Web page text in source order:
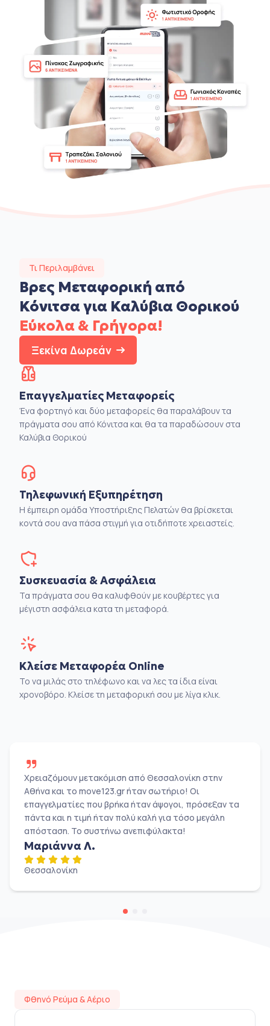
Τι Περιλαμβάνει
Βρες Μεταφορική από
Κόνιτσα για Καλύβια Θορικού
Εύκολα & Γρήγορα!
Ξεκίνα Δωρεάν
Επαγγελματίες Μεταφορείς
Ένα φορτηγό και δύο μεταφορείς θα παραλάβουν τα
πράγματα σου από Κόνιτσα και θα τα παραδώσουν στα
Καλύβια Θορικού
Τηλεφωνική Εξυπηρέτηση
Η έμπειρη ομάδα Υποστήριξης Πελατών θα βρίσκεται
κοντά σου ανα πάσα στιγμή για οτιδήποτε χρειαστείς.
Συσκευασία & Ασφάλεια
Τα πράγματα σου θα καλυφθούν με κουβέρτες για
μέγιστη ασφάλεια κατα τη μεταφορά.
Κλείσε Μεταφορέα Online
Το να μιλάς στο τηλέφωνο και να λες τα ίδια είναι
χρονοβόρο. Κλείσε τη μεταφορική σου με λίγα κλικ.
Χρειαζόμουν μετακόμιση από Θεσσαλονίκη στην
Αθήνα και το move123.gr ήταν σωτήριο! Οι
επαγγελματίες που βρήκα ήταν άψογοι, πρόσεξαν τα
πάντα και η τιμή ήταν πολύ καλή για τόσο μεγάλη
απόσταση. Το συστήνω ανεπιφύλακτα!
Μαριάννα Λ.
Θεσσαλονίκη
Φθηνό Ρεύμα & Αέριο